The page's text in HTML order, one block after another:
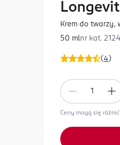
(4 )
Krem do twarzy,
50 mlnr kat.
Ceny mogą się